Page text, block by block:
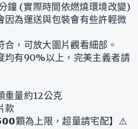
鐘 (實際時間依燃燒環境改變)
為運送與包裝會有些許輕微
，可放大圖片觀看細部。
均有90%以上，完美主義者請
重量約12公克
款
顆為上限，超量請宅配】⚠️